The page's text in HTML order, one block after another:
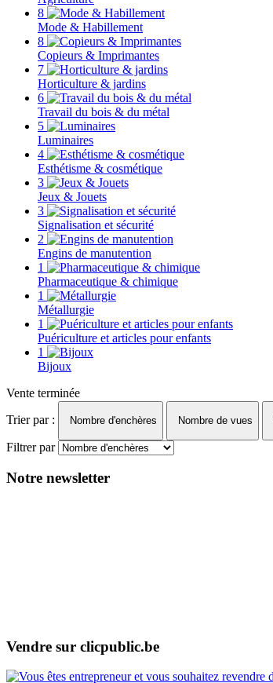
8
Mode & Habillement
8
Copieurs & Imprimantes
7
Horticulture & jardins
6
Travail du bois & du métal
5
Luminaires
4
Esthétisme & cosmétique
3
Jeux & Jouets
3
Signalisation et sécurité
2
Engins de manutention
1
Pharmaceutique & chimique
1
Métallurgie
1
Puériculture et articles pour enfants
1
Bijoux
Vente terminée
Trier par :
Nombre d'enchères Nombre de vues
Filtrer par
Notre newsletter
Vendre sur clicpublic.be